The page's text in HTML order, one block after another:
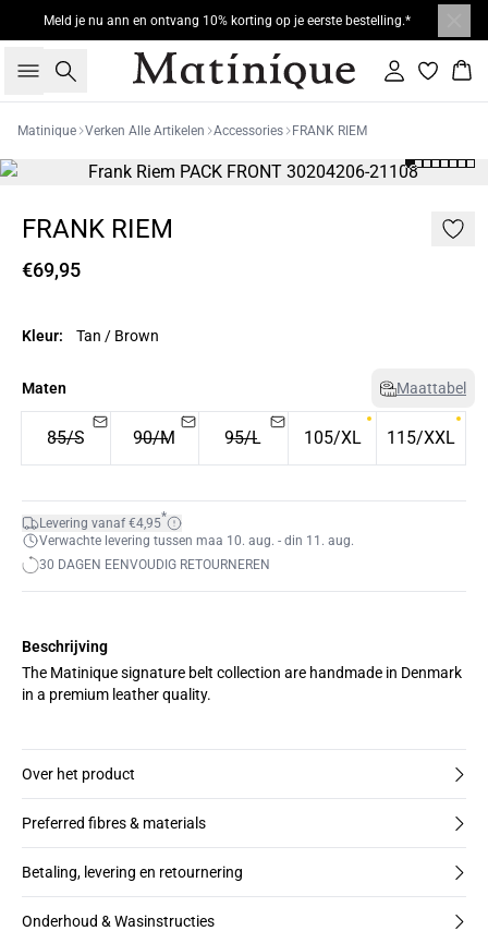
Meld je nu ann en ontvang 10% korting op je eerste bestelling.*
Zoeken Inloggen
Matinique Verken Alle Artikelen Accessories FRANK RIEM
FRANK RIEM
€69,95
Kleur: Tan / Brown
Maten Maattabel
85/S 90/M 95/L 105/XL 115/XXL
Levering vanaf €4,95*
Verwachte levering tussen maa 10. aug. - din 11. aug.
30 DAGEN EENVOUDIG RETOURNEREN
Beschrijving
The Matinique signature belt collection are handmade in Denmark
in a premium leather quality.
Over het product
Preferred fibres & materials
Betaling, levering en retournering
Onderhoud & Wasinstructies